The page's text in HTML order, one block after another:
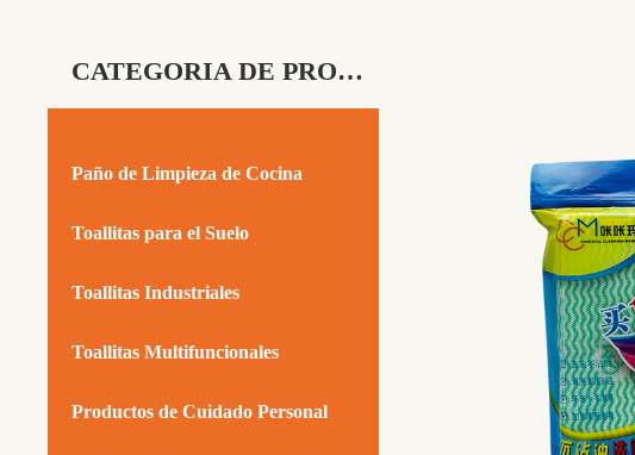
CATEGORIA DE PRODUCTO
Paño de Limpieza de Cocina
Toallitas para el Suelo
Toallitas Industriales
Toallitas Multifuncionales
Productos de Cuidado Personal